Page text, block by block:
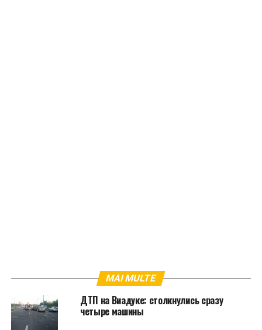
MAI MULTE
ДТП на Виадуке: столкнулись сразу
четыре машины